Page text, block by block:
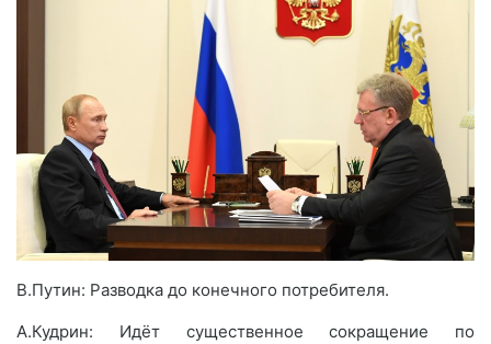
В.Путин: Разводка до конечного потребителя.
А.Кудрин: Идёт существенное сокращение по